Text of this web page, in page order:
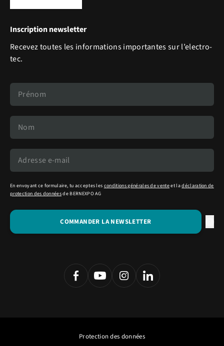
Inscription newsletter
Recevez toutes les informations importantes sur l’electro-
tec.
En envoyant ce formulaire, tu acceptes les conditions générales de venteet ladéclaration de
protection des donnéesde BERNEXPO AG
Protection des données